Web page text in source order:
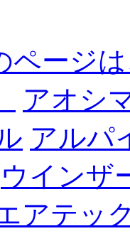
ページ
アオシ
アルパ
ウインザ
アテッ